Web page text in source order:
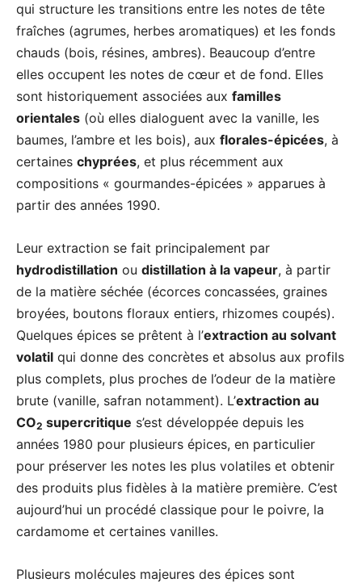
qui structure les transitions entre les notes de tête
fraîches (agrumes, herbes aromatiques) et les fonds
chauds (bois, résines, ambres). Beaucoup d’entre
elles occupent les notes de cœur et de fond. Elles
sont historiquement associées aux familles
orientales (où elles dialoguent avec la vanille, les
baumes, l’ambre et les bois), aux florales-épicées, à
certaines chyprées, et plus récemment aux
compositions « gourmandes-épicées » apparues à
partir des années 1990.
Leur extraction se fait principalement par
hydrodistillation ou distillation à la vapeur, à partir
de la matière séchée (écorces concassées, graines
broyées, boutons floraux entiers, rhizomes coupés).
Quelques épices se prêtent à l’extraction au solvant
volatil qui donne des concrètes et absolus aux profils
plus complets, plus proches de l’odeur de la matière
brute (vanille, safran notamment). L’extraction au
CO2 supercritique s’est développée depuis les
années 1980 pour plusieurs épices, en particulier
pour préserver les notes les plus volatiles et obtenir
des produits plus fidèles à la matière première. C’est
aujourd’hui un procédé classique pour le poivre, la
cardamome et certaines vanilles.
Plusieurs molécules majeures des épices sont